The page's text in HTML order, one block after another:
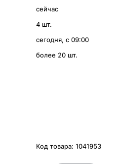
сейчас
4 шт.
сегодня, с 09:00
более 20 шт.
Код товара: 1041953